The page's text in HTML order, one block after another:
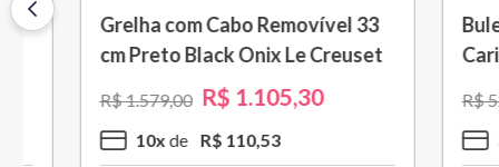
Travessa Retangular Classic 32
cm Azul Deep Teal Le Creuset
709,00 R$496,30
5x R$99 26
Porta
Azul
449,00
3x